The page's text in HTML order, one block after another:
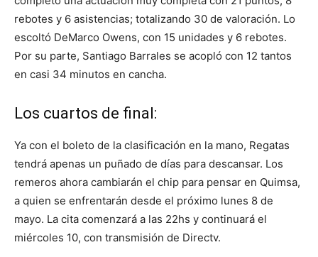
rebotes y 6 asistencias; totalizando 30 de valoración. Lo
escoltó DeMarco Owens, con 15 unidades y 6 rebotes.
Por su parte, Santiago Barrales se acopló con 12 tantos
en casi 34 minutos en cancha.
Los cuartos de final:
Ya con el boleto de la clasificación en la mano, Regatas
tendrá apenas un puñado de días para descansar. Los
remeros ahora cambiarán el chip para pensar en Quimsa,
a quien se enfrentarán desde el próximo lunes 8 de
mayo. La cita comenzará a las 22hs y continuará el
miércoles 10, con transmisión de Directv.